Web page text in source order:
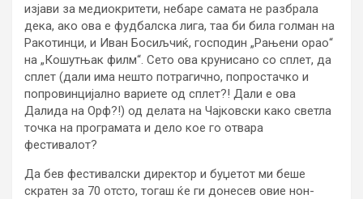
изјави за медиокритети, небаре самата не разбрала
дека, ако ова е фудбалска лига, таа би била голман на
Ракотинци, и Иван Босиљчиќ, господин „Рањени орао“
на „Кошутњак филм“. Сето ова крунисано со сплет, да
сплет (дали има нешто потрагично, попростачко и
попровинцијално вариете од сплет?! Дали е ова
Далида на Орф?!) од делата на Чајковски како светла
точка на програмата и дело кое го отвара
фестивалот?
Да бев фестивалски директор и буџетот ми беше
скратен за 70 отсто, тогаш ќе ги донесев овие нон-